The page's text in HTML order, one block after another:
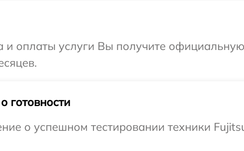
оплаты услуги Вы получите
готовности
о успешном тестировании техники